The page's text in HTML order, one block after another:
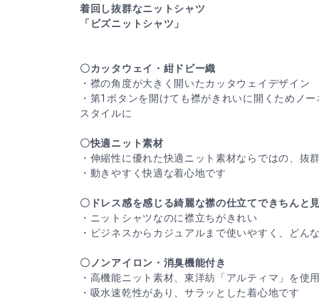
着回し抜群なニットシャツ
「ビズニットシャツ」
〇カッタウェイ・紺ドビー織
・襟の角度が大きく開いたカッタウェイデザイン
・第1ボタンを開けても襟がきれいに開くためノ
スタイルに
〇快適ニット素材
・伸縮性に優れた快適ニット素材ならではの、抜
・動きやすく快適な着心地です
〇ドレス感を感じる綺麗な襟の仕立てできちんと
・ニットシャツなのに襟立ちがきれい
・ビジネスからカジュアルまで使いやすく、どん
〇ノンアイロン・消臭機能付き
・高機能ニット素材、東洋紡「アルティマ」を使
・吸水速乾性があり、サラッとした着心地です